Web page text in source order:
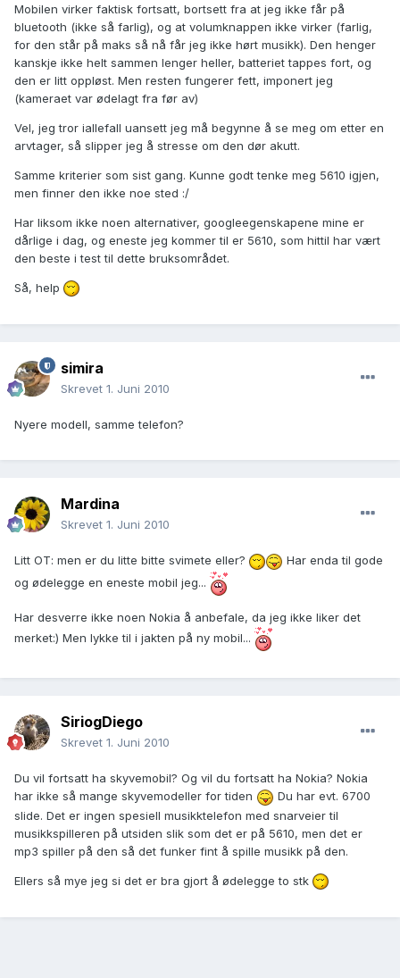
Mobilen virker faktisk fortsatt, bortsett fra at jeg ikke får på
bluetooth (ikke så farlig), og at volumknappen ikke virker (farlig,
for den står på maks så nå får jeg ikke hørt musikk). Den henger
kanskje ikke helt sammen lenger heller, batteriet tappes fort, og
den er litt oppløst. Men resten fungerer fett, imponert jeg
(kameraet var ødelagt fra før av)
Vel, jeg tror iallefall uansett jeg må begynne å se meg om etter en
arvtager, så slipper jeg å stresse om den dør akutt.
Samme kriterier som sist gang. Kunne godt tenke meg 5610 igjen,
men finner den ikke noe sted :/
Har liksom ikke noen alternativer, googleegenskapene mine er
dårlige i dag, og eneste jeg kommer til er 5610, som hittil har vært
den beste i test til dette bruksområdet.
Så, help
simira
Skrevet 1. Juni 2010
Nyere modell, samme telefon?
Mardina
Skrevet 1. Juni 2010
Litt OT: men er du litte bitte svimete eller?
Har enda til gode
og ødelegge en eneste mobil jeg...
Har desverre ikke noen Nokia å anbefale, da jeg ikke liker det
merket:) Men lykke til i jakten på ny mobil...
SiriogDiego
Skrevet 1. Juni 2010
Du vil fortsatt ha skyvemobil? Og vil du fortsatt ha Nokia? Nokia
har ikke så mange skyvemodeller for tiden
Du har evt. 6700
slide. Det er ingen spesiell musikktelefon med snarveier til
musikkspilleren på utsiden slik som det er på 5610, men det er
mp3 spiller på den så det funker fint å spille musikk på den.
Ellers så mye jeg si det er bra gjort å ødelegge to stk